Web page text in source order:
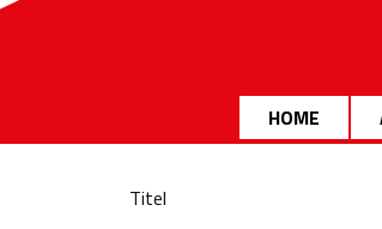
HOME
Titel